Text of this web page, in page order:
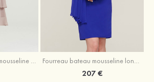
Robe trapèze scoop mousseline longueur mollet robe de mère de la mariée avec appliqué volants veste Fourreau bateau mousseline longueur genou robe de mère de la mariée avec appliqué perle plissé veste
207 €